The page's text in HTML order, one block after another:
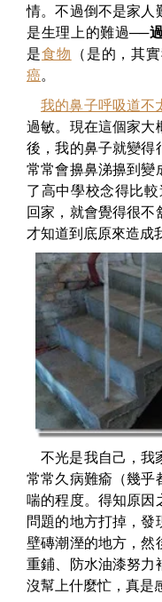
情。不過倒不是家人
是生理上的難過──
是食物 （是的，其
癌。
我的鼻子呼吸道不
過敏。現在這個家大
後，我的鼻子就變得
常常會擤鼻涕擤到變
了高中學校念得比
回家，就會覺得很不
才知道到底原來造成
不光是我自己，我
常常久病難瘉（幾乎
喘的程度。得知原因
問題的地方打掉，發
壁磚潮溼的地方，然
重鋪、防水油漆努力
沒幫上什麼忙，真是